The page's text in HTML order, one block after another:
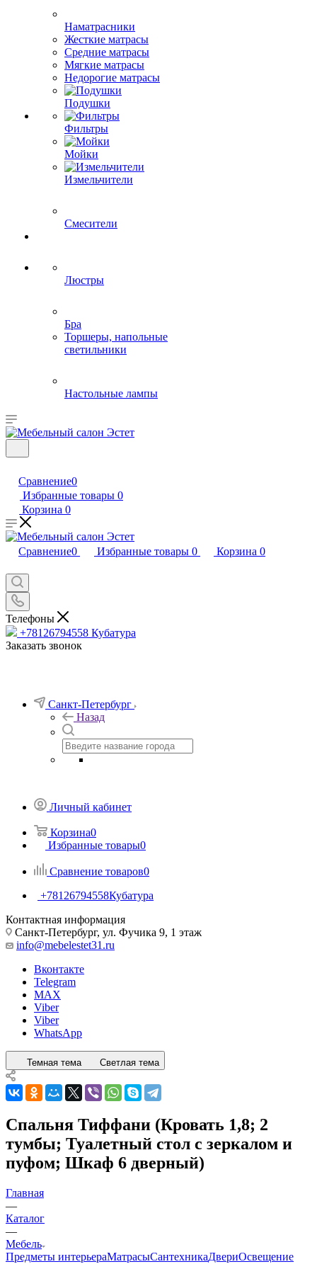
Наматрасники
Жесткие матрасы
Средние матрасы
Мягкие матрасы
Недорогие матрасы
Подушки
Фильтры
Мойки
Измельчители
Смесители
Люстры
Бра
Торшеры, напольные
светильники
Настольные лампы
Сравнение0
Избранные товары 0
Корзина 0
Сравнение0 Избранные товары 0 Корзина 0
Телефоны
+78126794558 Кубатура
Заказать звонок
Санкт-Петербург
Назад
Личный кабинет
Корзина0
Избранные товары0
Сравнение товаров0
+78126794558Кубатура
Контактная информация
Санкт-Петербург, ул. Фучика 9, 1 этаж
info@mebelestet31.ru
Вконтакте
Telegram
MAX
Viber
Viber
WhatsApp
Темная тема Светлая тема
Спальня Тиффани (Кровать 1,8; 2
тумбы; Туалетный стол с зеркалом и
пуфом; Шкаф 6 дверный)
Главная
—
Каталог
—
Мебель
Предметы интерьераМатрасыСантехникаДвериОсвещение